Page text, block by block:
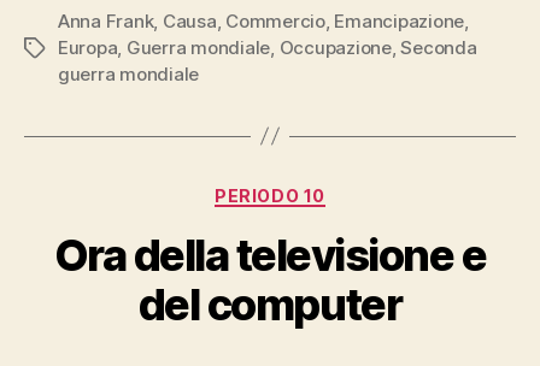
Tag
Anna Frank, Causa Commercio, Emancipazione
Europa Guerra mondiale Occupazione,Seconda
guerra mondiale
Categorie
PERIODO 10
Ora della televisione e
del computer